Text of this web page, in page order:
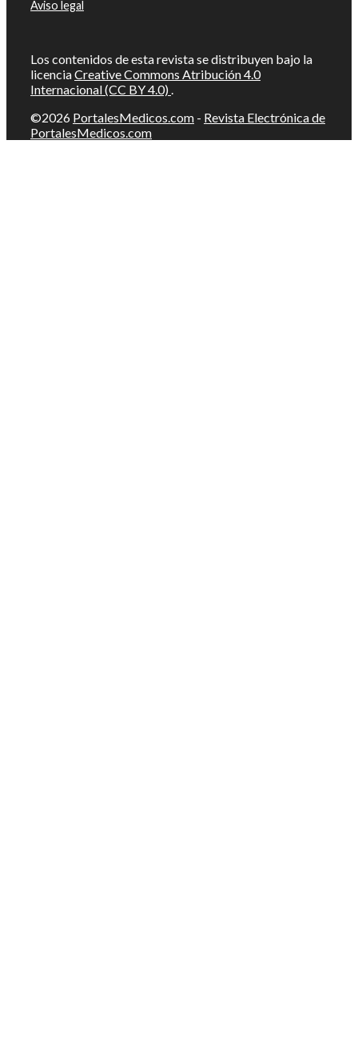
Aviso legal
Los contenidos de esta revista se distribuyen bajo la
licenciaCreative Commons Atribución 4.0
Internacional (CC BY 4.0) .
©2026 PortalesMedicos.com - Revista Electrónica de
PortalesMedicos.com